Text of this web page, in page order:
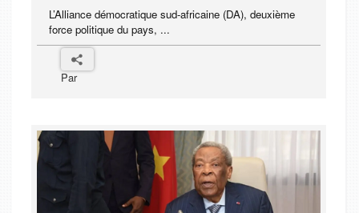
L’Alliance démocratique sud-africaine (DA), deuxième
force politique du pays, ...
Par